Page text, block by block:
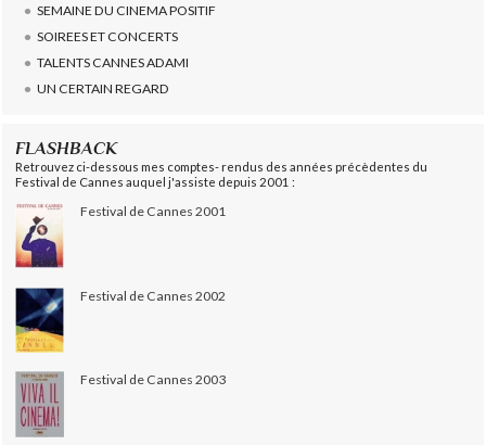
SEMAINE DU CINEMA POSITIF
SOIREES ET CONCERTS
TALENTS CANNES ADAMI
UN CERTAIN REGARD
FLASHBACK
Retrouvez ci-dessous mes comptes- rendus des années précèdentes du
Festival de Cannes auquel j'assiste depuis 2001 :
Festival de Cannes 2001
Festival de Cannes 2002
Festival de Cannes 2003